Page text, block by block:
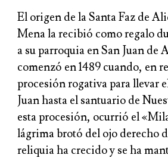
El origen de la Santa Faz de
Mena la recibió como regalo
a su parroquia en San Juan
comenzó en 1489 cuando, en
procesión rogativa para llevar
Juan hasta el santuario de
esta procesión, ocurrió el
lágrima brotó del ojo derecho
reliquia ha crecido y se ha